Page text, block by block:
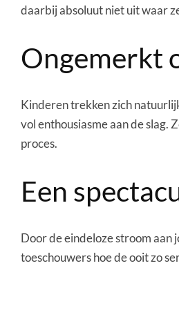
daarbij absoluut niet uit waar
Ongemerkt
Kinderen trekken zich
vol enthousiasme aan de slag.
proces.
Een
Door de eindeloze stroom aan
toeschouwers hoe de ooit zo